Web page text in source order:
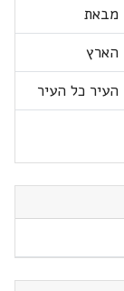
מבאת
הארץ
העיר כל העיר